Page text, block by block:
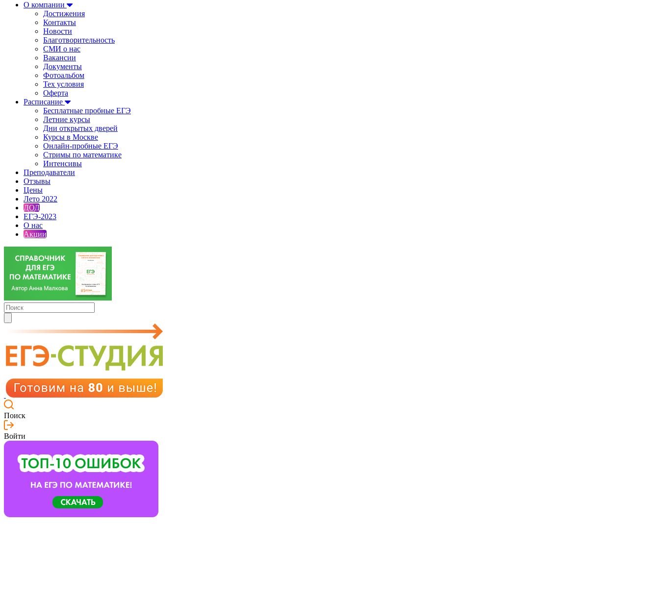
О компании
Достижения
Контакты
Новости
Благотворительность
СМИ о нас
Вакансии
Документы
Фотоальбом
Тех условия
Оферта
Расписание
Бесплатные пробные ЕГЭ
Летние курсы
Дни открытых дверей
Курсы в Москве
Онлайн-пробные ЕГЭ
Стримы по математике
Интенсивы
Преподаватели
Отзывы
Цены
Лето 2022
ДОД
ЕГЭ-2023
О нас
Акции
Поиск
Войти